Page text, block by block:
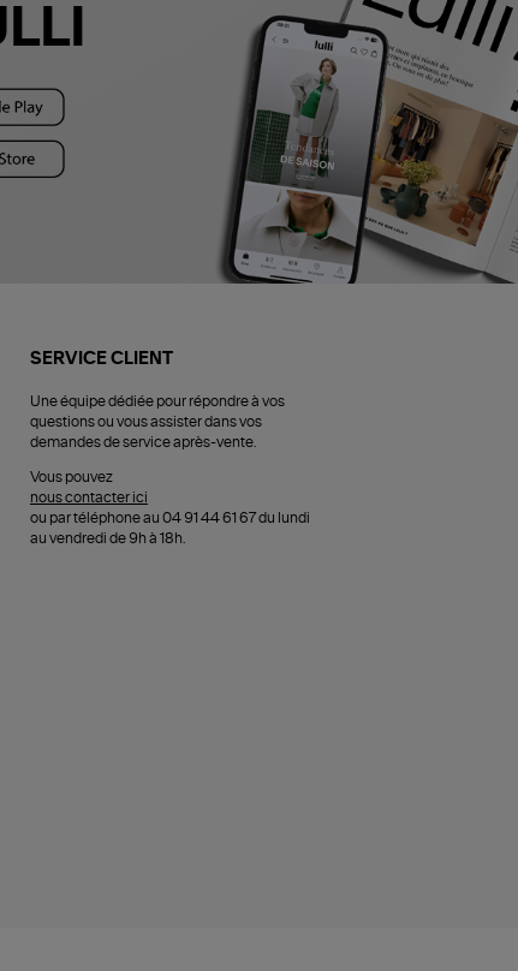
SERVICE CLIENT
Une équipe dédiée pour répondre à vos
questions ou vous assister dans vos
demandes de service après-vente.
Vous pouvez
nous contacter ici
ou par téléphone au 04 91 44 61 67 du lundi
au vendredi de 9h à 18h.